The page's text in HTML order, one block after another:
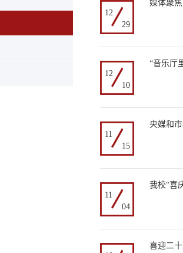
12
29
媒体聚
12
10
“音乐厅
11
15
央媒和
11
04
我校“喜
喜迎二